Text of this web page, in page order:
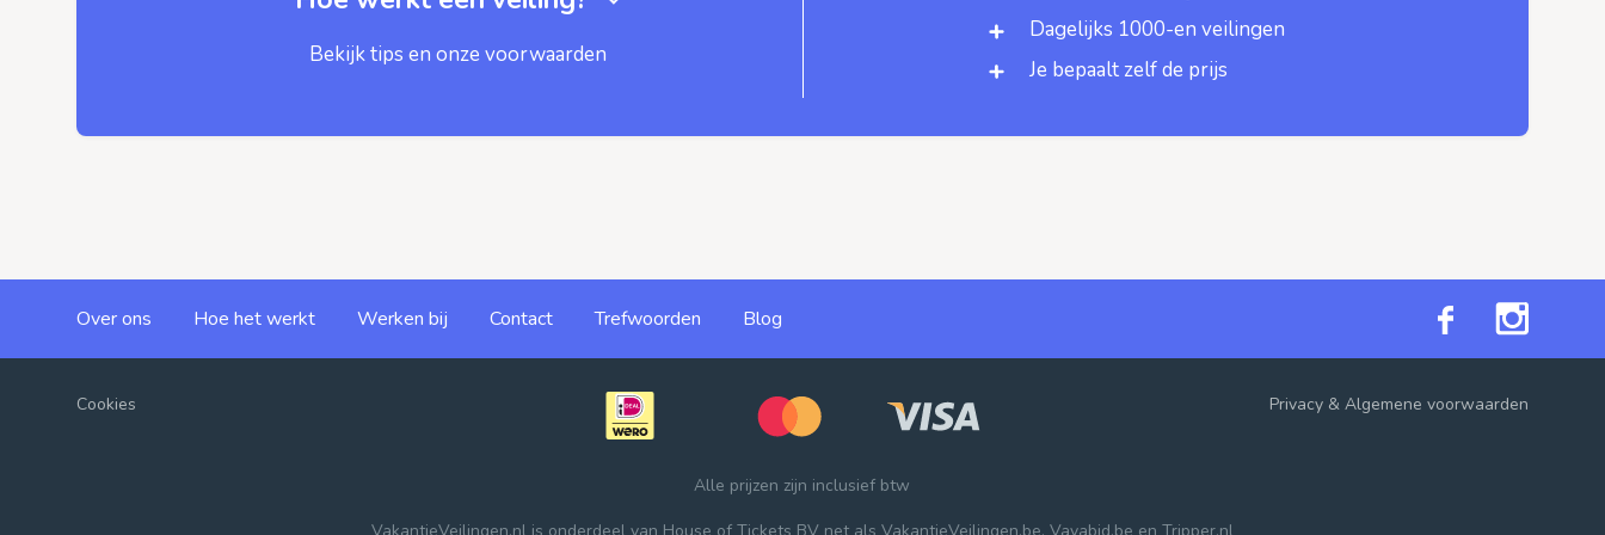
Bekijk tips en onze voorwaarden
Dagelijks 1000-en veilingen
Je bepaalt zelf de prijs
Over ons Hoe het werkt Werken bij Contact Trefwoorden Blog
Cookies Privacy& Algemene voorwaarden
Alle prijzen zijn inclusief btw